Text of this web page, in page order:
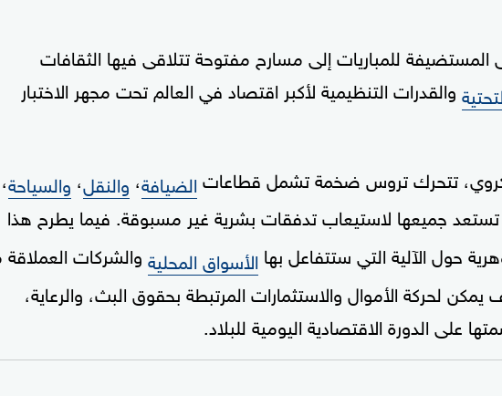
المستضيفة للمباريات إلى مسارح مفتوحة تتلاقى فيها الثقافات
والقدرات التنظيمية لأكبر اقتصاد في العالم تحت مجهر الاختبار
تتحرك تروس ضخمة تشمل قطاعات الضيافة، والنقل، والسياحة،
تستعد جميعها لاستيعاب تدفقات بشرية غير مسبوقة. فيما يطرح هذا
حول الآلية التي ستتفاعل بها الأسواق المحلية والشركات
يمكن لحركة الأموال والاستثمارات المرتبطة بحقوق البث، والرعاية،
على الدورة الاقتصادية اليومية للبلاد.